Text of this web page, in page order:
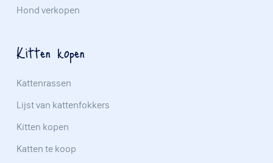
Hond verkopen
Kitten kopen
Kattenrassen
Lijst van kattenfokkers
Kitten kopen
Katten te koop